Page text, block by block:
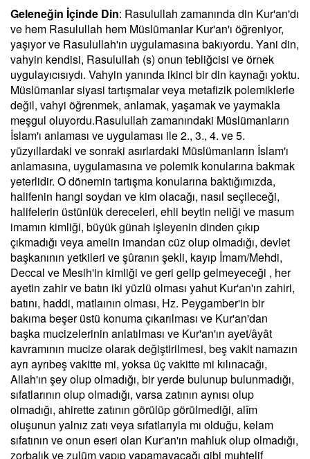
Geleneğin İçinde Din: Rasulullah zamanında din Kur'an'dı
ve hem Rasulullah hem Müslümanlar Kur'an'ı öğreniyor,
yaşıyor ve Rasulullah'ın uygulamasına bakıyordu. Yani din,
vahyin kendisi, Rasulullah (s) onun tebliğcisi ve örnek
uygulayıcısıydı. Vahyin yanında ikinci bir din kaynağı yoktu.
Müslümanlar siyasi tartışmalar veya metafizik polemiklerle
değil, vahyi öğrenmek, anlamak, yaşamak ve yaymakla
meşgul oluyordu.Rasulullah zamanındaki Müslümanların
İslam'ı anlaması ve uygulaması ile 2., 3., 4. ve 5.
yüzyıllardaki ve sonraki asırlardaki Müslümanların İslam'ı
anlamasına, uygulamasına ve polemik konularına bakmak
yeterlidir. O dönemin tartışma konularına baktığımızda,
halifenin hangi soydan ve kim olacağı, nasıl seçileceği,
halifelerin üstünlük dereceleri, ehli beytin neliği ve masum
imamın kimliği, büyük günah işleyenin dinden çıkıp
çıkmadığı veya amelin imandan cüz olup olmadığı, devlet
başkanının yetkileri ve şûranın şekli, kayıp İmam/Mehdi,
Deccal ve Mesih'in kimliği ve geri gelip gelmeyeceği , her
ayetin zahir ve batın iki yüzlü olması yahut Kur'an'ın zahiri,
batını, haddi, matlaının olması, Hz. Peygamber'in bir
bakıma beşer üstü konuma çıkarılması ve Kur'an'dan
başka mucizelerinin anlatılması ve Kur'an'ın ayet/âyât
kavramının mucize olarak değiştirilmesi, beş vakit namazın
ayrı ayrıbeş vakitte mi, yoksa üç vakitte mi kılınacağı,
Allah'ın şey olup olmadığı, bir yerde bulunup bulunmadığı,
sıfatlarının olup olmadığı, varsa zatının aynısı olup
olmadığı, ahirette zatının görülüp görülmediği, alîm
oluşunun yalnız zatı veya sıfatlarıyla mı olduğu, kelam
sıfatının ve onun eseri olan Kur'an'ın mahluk olup olmadığı,
zorbalık ve zulüm yapıp yapamayacağı gibi muhtelif